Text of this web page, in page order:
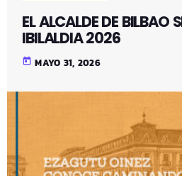
EL ALCALDE DE BILBAO
IBILALDIA 2026
today MAYO 31, 2026